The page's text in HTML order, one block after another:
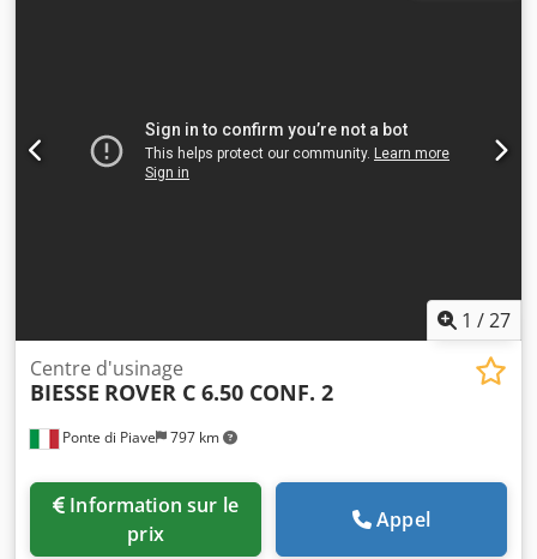
1 /27
Ponte di Piave 797 km
Centre d'usinage
BIESSE ROVER C 6.50 CONF. 2
prix
Appel